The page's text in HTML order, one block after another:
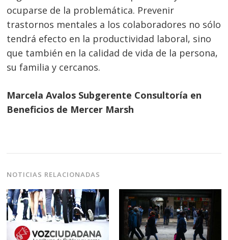
ocuparse de la problemática. Prevenir
trastornos mentales a los colaboradores no sólo
tendrá efecto en la productividad laboral, sino
que también en la calidad de vida de la persona,
su familia y cercanos.
Marcela Avalos Subgerente Consultoría en
Beneficios de Mercer Marsh
NOTICIAS RELACIONADAS